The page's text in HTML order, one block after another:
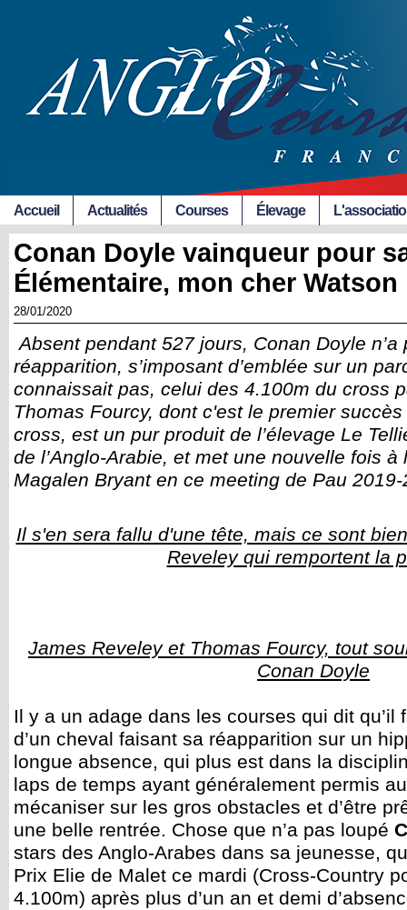
Accueil Actualités Courses Élevage
Conan Doyle vainqueur pour
Élémentaire, mon cher Watson
28/01/2020
Absent pendant 527 jours, Conan Doyle
réapparition, s’imposant d’emblée sur un
connaissait pas, celui des 4.100m du cross
Thomas Fourcy, dont c'est le premier
cross, est un pur produit de l’élevage Le
de l’Anglo-Arabie, et met une nouvelle fois à
Magalen Bryant en ce meeting de Pau
Il s'en sera fallu d'une tête, mais ce sont
Reveley qui remportent la
James Reveley et Thomas Fourcy, tout
Conan Doyle
Il y a un adage dans les courses qui dit qu’il
d’un cheval faisant sa réapparition sur un
longue absence, qui plus est dans la
laps de temps ayant généralement permis
mécaniser sur les gros obstacles et d’être
une belle rentrée. Chose que n’a pas loupé
stars des Anglo-Arabes dans sa jeunesse,
Prix Elie de Malet ce mardi (Cross-Country
4.100m) après plus d’un an et demi